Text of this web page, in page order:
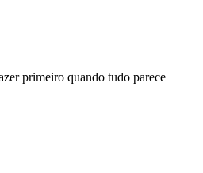
primeiro quando tudo parece